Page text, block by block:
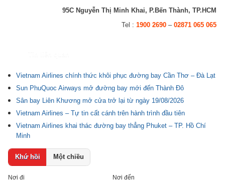
95C Nguyễn Thị Minh Khai, P.Bến Thành, TP.HCM
Tel : 1900 2690– 02871 065 065
Vietnam Airlines chính thức khôi phục đường bay Cần Thơ – Đà Lạt
Sun PhuQuoc Airways mở đường bay mới đến Thành Đô
Sân bay Liên Khương mở cửa trở lại từ ngày 19/08/2026
Vietnam Airlines – Tự tin cất cánh trên hành trình đầu tiên
Vietnam Airlines khai thác đường bay thẳng Phuket – TP. Hồ Chí
Minh
Khứ hồi Một chiều
Nơi đi Nơi đến